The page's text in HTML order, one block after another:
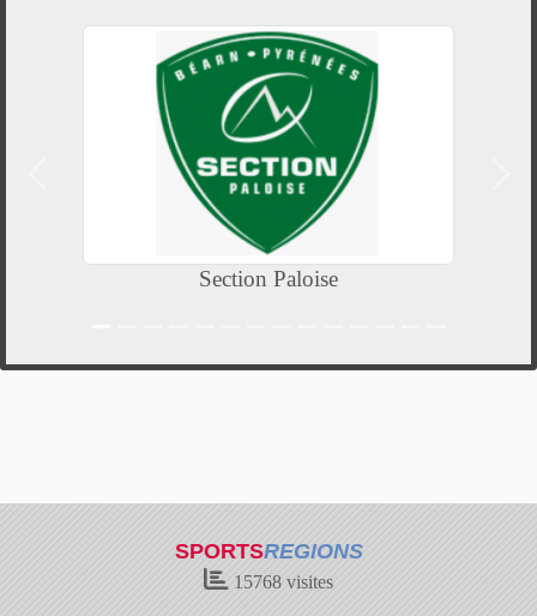
Section Paloise
SPORTSREGIONS
15768 visites